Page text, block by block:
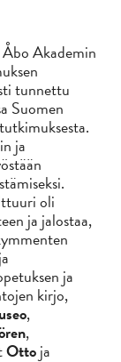
Akademin
tunnettu
Suomen
ja
oli
ja jalostaa,
ja
kirjo,
,
,
Ottoja